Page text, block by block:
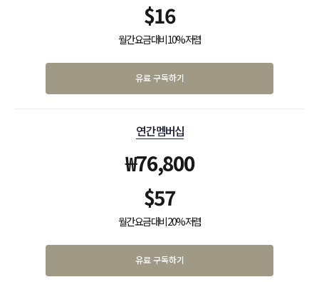
$16
월간 요금 대비 10% 저렴
유료 구독하기
연간 멤버십
₩76,800
$57
월간 요금 대비 20% 저렴
유료 구독하기